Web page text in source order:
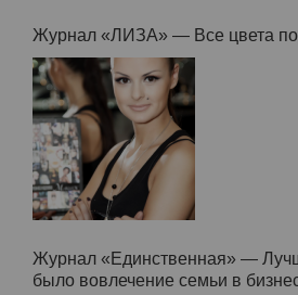
Журнал «ЛИЗА» — Все цвета